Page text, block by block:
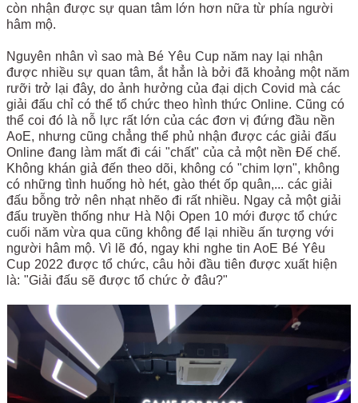
còn nhận được sự quan tâm lớn hơn nữa từ phía người
hâm mộ.
Nguyên nhân vì sao mà Bé Yêu Cup năm nay lại nhận
được nhiều sự quan tâm, ắt hẳn là bởi đã khoảng một năm
rưỡi trở lại đây, do ảnh hưởng của đại dịch Covid mà các
giải đấu chỉ có thể tổ chức theo hình thức Online. Cũng có
thể coi đó là nỗ lực rất lớn của các đơn vị đứng đầu nền
AoE, nhưng cũng chẳng thể phủ nhận được các giải đấu
Online đang làm mất đi cái "chất" của cả một nền Đế chế.
Không khán giả đến theo dõi, không có "chim lợn", không
có những tình huống hò hét, gào thét ốp quân,... các giải
đấu bỗng trở nên nhạt nhẽo đi rất nhiều. Ngay cả một giải
đấu truyền thống như Hà Nội Open 10 mới được tổ chức
cuối năm vừa qua cũng không để lại nhiều ấn tượng với
người hâm mộ. Vì lẽ đó, ngay khi nghe tin AoE Bé Yêu
Cup 2022 được tổ chức, câu hỏi đầu tiên được xuất hiện
là: "Giải đấu sẽ được tổ chức ở đâu?"